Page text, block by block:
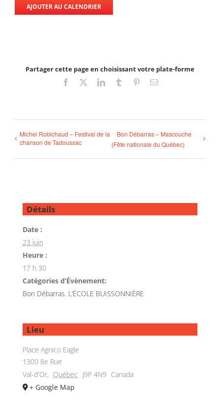
AJOUTER AU CALENDRIER
Partager cette page en choisissant votre plate-forme
Facebook LinkedInTumblr PinterestEmail
Michel Robichaud – Festival de la
chanson de Tadoussac
Bon Débarras – Mascouche
(Fête nationale du Québec)
Détails
Date :
23 juin
Heure :
17 h 30
Catégories d’Évènement:
Bon Débarras, L’ÉCOLE BUISSONNIÈRE
Lieu
Place Agnico Eagle
1300 8e Rue
Val-d'Or, Québec J9P 4N9 Canada
+ Google Map